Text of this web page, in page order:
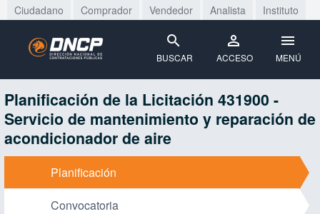
Ciudadano Comprador Vendedor Analista Instituto
BUSCAR ACCESO MENÚ
Planificación de la Licitación 431900 -
Servicio de mantenimiento y reparación de
acondicionador de aire
Planificación
Convocatoria